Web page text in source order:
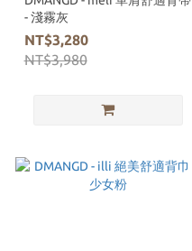
- 淺霧灰
NT$3,280
NT$3,980